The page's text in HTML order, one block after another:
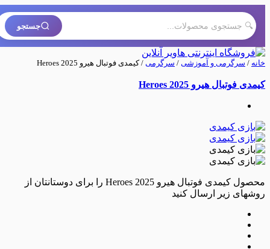
جستجو
خانه / سرگرمی و آموزشی / سرگرمی / کیمدی فوتبال هیرو 2025 Heroes
کیمدی فوتبال هیرو 2025 Heroes
محصول کیمدی فوتبال هیرو 2025 Heroes را برای دوستانتان از
روشهای زیر ارسال کنید